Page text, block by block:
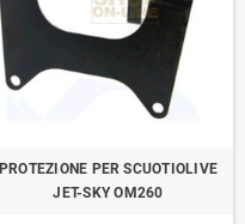
PROTEZIONE PER SCUOTIOLIVE
JET-SKY OM260